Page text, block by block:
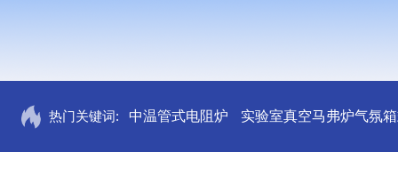
热门关键词: 中温管式电阻炉 实验室真空马弗炉气氛